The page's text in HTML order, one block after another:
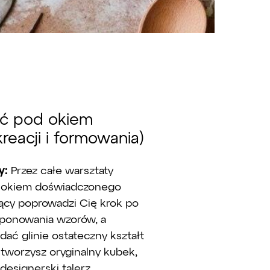
pod okiem
i formowania)
Przez całe warsztaty
doświadczonego
poprowadzi Cię krok po
wzorów, a
glinie ostateczny kształt
oryginalny kubek,